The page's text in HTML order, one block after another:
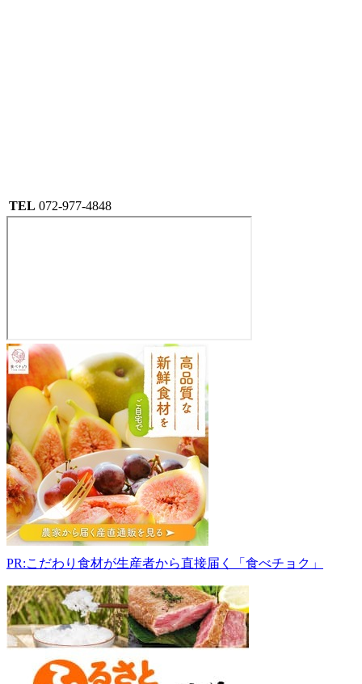
TEL 072-977-4848
河
内
特
産
ぶ
ど
う
直
売
所
安
隆
None
072-
977-
4848
-
PR:こだわり食材が生産者から直接届く「食べチョク」